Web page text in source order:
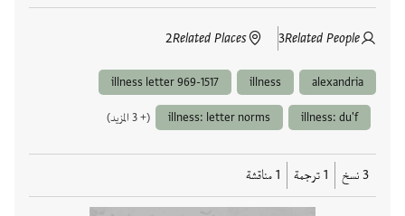
Related People
3
Related Places
2
alexandria
illness
illness letter 969-1517
illness: du'f
illness: letter norms (+ 3 المزيد)
3 نسخ 1 ترجمة 1 مناقشة